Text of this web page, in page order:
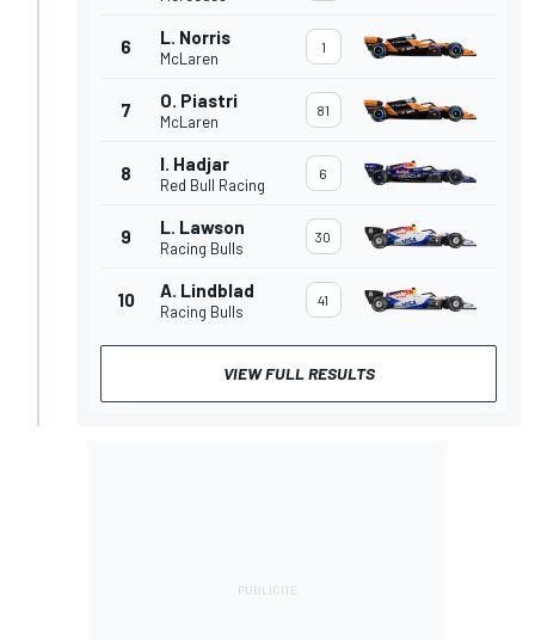
6 L. Norris
McLaren
1
7 O. Piastri
McLaren
81
8 I. Hadjar
Red Bull Racing
6
9 L. Lawson
Racing Bulls
30
10 A. Lindblad
Racing Bulls
41
VIEW FULL RESULTS